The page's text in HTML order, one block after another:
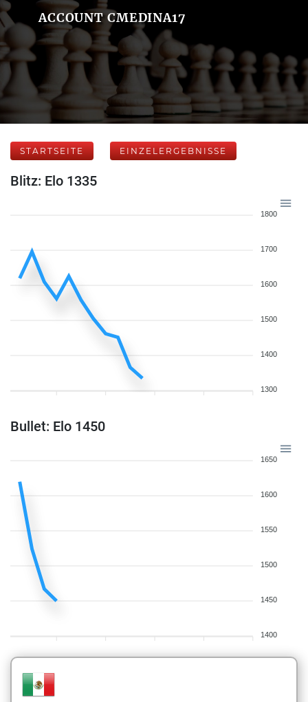
ACCOUNT CMEDINA17
STARTSEITE EINZELERGEBNISSE
Blitz: Elo 1335
1800
1700
1600
1500
1400
1300
Bullet: Elo 1450
1650
1600
1550
1500
1450
1400